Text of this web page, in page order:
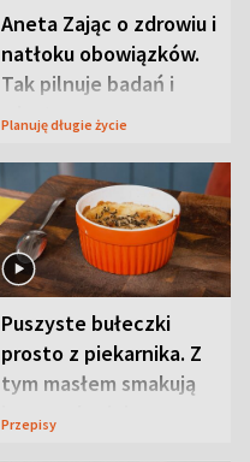
Aneta Zając o zdrowiu i
natłoku obowiązków.
Tak pilnuje badań i
wizyt
Planuję długie życie
Puszyste bułeczki
prosto z piekarnika. Z
tym masłem smakują
jeszcze lepiej
Przepisy